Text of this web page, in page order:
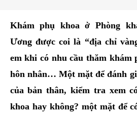
Khám phụ khoa ở Phòng
Ương được coi là “địa chỉ
em khi có nhu cầu thăm khám
hôn nhân… Một mặt để đánh
của bản thân, kiểm tra xem
khoa hay không? một mặt để